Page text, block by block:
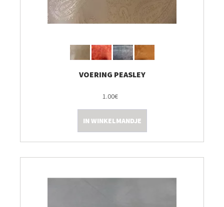
Machines en Toebehoren
VOERING PEASLEY
1.00€
IN WINKELMANDJE